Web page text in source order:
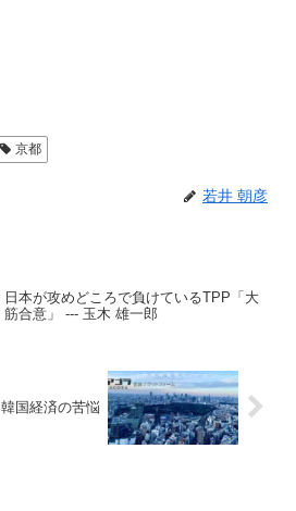
京都
若井 朝彦
日本が攻めどころで負けているTPP「大
筋合意」 --- 玉木 雄一郎
韓国経済の苦悩